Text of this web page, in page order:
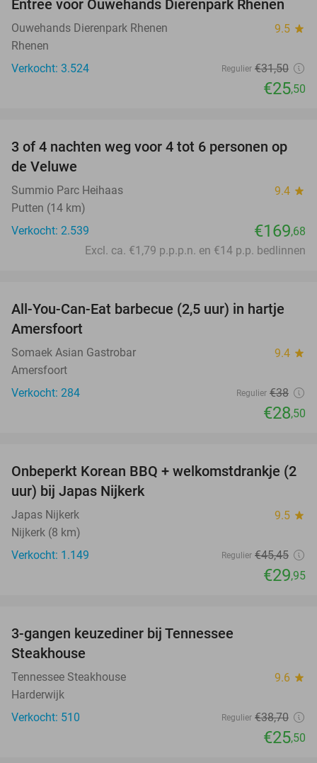
19%
Entree voor Ouwehands Dierenpark Rhenen
Ouwehands Dierenpark Rhenen 9.5 star
Rhenen
Verkocht: 3.524
Regulier €31,50
€25,50
3 of 4 nachten weg voor 4 tot 6 personen op
de Veluwe
Summio Parc Heihaas 9.4 star
Putten (14 km)
Verkocht: 2.539
€169,68
Excl. ca. €1,79 p.p.p.n. en €14 p.p. bedlinnen
25%
All-You-Can-Eat barbecue (2,5 uur) in hartje
Amersfoort
Somaek Asian Gastrobar 9.4 star
Amersfoort
Verkocht: 284
Regulier €38
€28,50
34%
Onbeperkt Korean BBQ + welkomstdrankje (2
uur) bij Japas Nijkerk
Japas Nijkerk 9.5 star
Nijkerk (8 km)
Verkocht: 1.149
Regulier €45,45
€29,95
3-gangen keuzediner bij Tennessee
Steakhouse
Tennessee Steakhouse 9.6 star
Harderwijk
Verkocht: 510
Regulier €38,70
€25,50